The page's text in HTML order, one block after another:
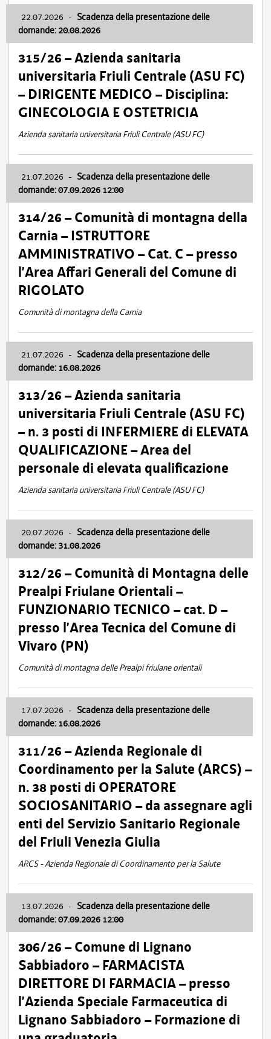
22.07.2026 - Scadenza della presentazione delle
domande: 20.08.2026
315/26 – Azienda sanitaria
universitaria Friuli Centrale (ASU FC)
– DIRIGENTE MEDICO – Disciplina:
GINECOLOGIA E OSTETRICIA
Azienda sanitaria universitaria Friuli Centrale (ASU FC)
21.07.2026 - Scadenza della presentazione delle
domande: 07.09.2026 12:00
314/26 – Comunità di montagna della
Carnia – ISTRUTTORE
AMMINISTRATIVO – Cat. C – presso
l’Area Affari Generali del Comune di
RIGOLATO
Comunità di montagna della Carnia
21.07.2026 - Scadenza della presentazione delle
domande: 16.08.2026
313/26 – Azienda sanitaria
universitaria Friuli Centrale (ASU FC)
– n. 3 posti di INFERMIERE di ELEVATA
QUALIFICAZIONE – Area del
personale di elevata qualificazione
Azienda sanitaria universitaria Friuli Centrale (ASU FC)
20.07.2026 - Scadenza della presentazione delle
domande: 31.08.2026
312/26 – Comunità di Montagna delle
Prealpi Friulane Orientali –
FUNZIONARIO TECNICO – cat. D –
presso l’Area Tecnica del Comune di
Vivaro (PN)
Comunità di montagna delle Prealpi friulane orientali
17.07.2026 - Scadenza della presentazione delle
domande: 16.08.2026
311/26 – Azienda Regionale di
Coordinamento per la Salute (ARCS) –
n. 38 posti di OPERATORE
SOCIOSANITARIO – da assegnare agli
enti del Servizio Sanitario Regionale
del Friuli Venezia Giulia
ARCS - Azienda Regionale di Coordinamento per la Salute
13.07.2026 - Scadenza della presentazione delle
domande: 07.09.2026 12:00
306/26 – Comune di Lignano
Sabbiadoro – FARMACISTA
DIRETTORE DI FARMACIA – presso
l’Azienda Speciale Farmaceutica di
Lignano Sabbiadoro – Formazione di